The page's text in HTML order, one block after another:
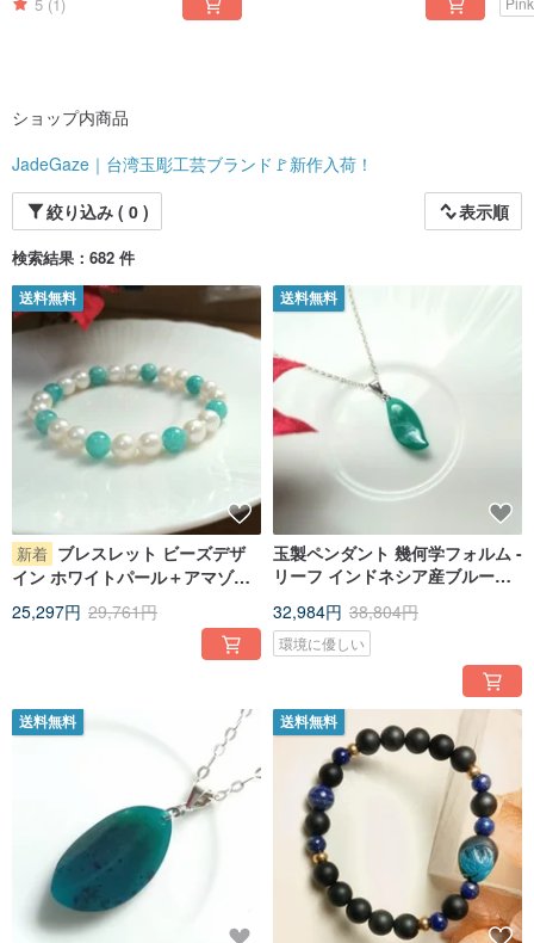
1988 年 台北で玉彫技術を学ぶ
8 月、国父紀念館の玉石合同展に出展
2001 年 花蓮国際芸術祭の郷土創作エリアに招かれ、実演彫刻を行う
竹県文化局玉石合同展
10 月から 12 月、新光三越文教基金会と花蓮文化局の共同主催による
「石のワンダーランド」に招かれ、新光三越百貨店の台湾北部・中部・南部各
2003 年 国立工芸研究院の招待により、総統府「台東地方工芸展」で「蓮の生
態風景」などを展示
2004 年 3 月から 6 月、国立教育ラジオ「芸術文化回廊──謝忠仁玉石彫刻展」
第 12 回台湾工芸デザインコンテスト「工芸の夢」──入選
10 月から 2005 年 1 月、中正紀念堂で個展を開催
2005 年 国立台湾博物館の招待により、郷土彫刻作品「台湾グルメ──魯肉飯」
を展示
6 月から 9 月、チェコ国立博物館との交流展「千の顔を持つフォルモサ特別
展」に出展
JadeGaze ブランドを設立し、百貨店に常設売場を開設
12 月中旬、太平洋 Sogo 百貨店「工芸の達人」に出展
2007 年 国立台湾工芸研究所主催、行政院ギャラリー
「工芸との距離ゼロ──暮らしの工芸応用特別展」に招待出展
2008 年 国立台湾工芸研究所「台湾工芸コンテスト」で、作品「和風握り寿
司」が入選
2012 年 文化部および国立台湾工芸研究発展センター主催
「台湾工芸コンテスト」で、作品「半思」が伝統工芸部門に入選
台南市第 21 回「南瀛賞」工芸部門で、作品「静かな森と山水」が入選
2013 年 国父紀念館「両岸玉彫交流名匠展」に出展し、台湾玉彫名匠エリアへ
の参加に招かれる
2016 年 国立台湾工芸研究発展センターの招待により、総統府ギャラリー
「団らん──持続可能な工芸展」で「和風握り寿司」「手作り小さな餅」「跳躍
2018 年 国父紀念館で《謝忠仁 玉彫 30 年個展──文化の継承》を開催
2019 年 1 月から 6 月、国立台湾工芸研究発展センターの招待により、総統府
ギャラリー「饗宴・幸福」展で「瑞祥を運ぶ龍」を展示
2020 年 「心を彩る芸術──台湾工芸発展協会精品展」を、新竹県政府文化局で
2020 年 7 月 29 日から 8 月 16 日まで、国立台湾工芸研究発展センター台北当
代工芸デザイン分館で 2020 年 10 月 6 日から 2021 年 2 月 28 日まで共同開催
2021 年 10 月から 11 月、国立台湾工芸研究発展センター主催「創意・再生・
グリーンクラフト」で「和風握り寿司」を展示
「手作り小さな餅」が 2021 台湾工芸コンテストに入選し、国立台湾工芸研究
発展センター台北当代工芸デザイン分館、新光三越信義新天地、新光三越台南
西門店および台中店を巡回展示
ショップ内商品
JadeGaze｜台湾玉彫工芸ブランド🚩新作入荷！
絞り込み ( 0 )
表示順
検索結果：682 件
送料無料
新着 ブレスレット ビーズデザ
イン ホワイトパール＋アマゾナ
25,297円 29,761円
送料無料
玉製ペンダント 幾何学フォルム -
リーフ インドネシア産ブルーサ
カルセドニー / 両面着用可能
32,984円 38,804円
環境に優しい
送料無料 送料無料